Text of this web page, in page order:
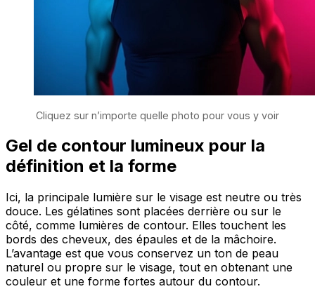
Cliquez sur n’importe quelle photo pour vous y voir
Gel de contour lumineux pour la
définition et la forme
Ici, la principale lumière sur le visage est neutre ou très
douce. Les gélatines sont placées derrière ou sur le
côté, comme lumières de contour. Elles touchent les
bords des cheveux, des épaules et de la mâchoire.
L’avantage est que vous conservez un ton de peau
naturel ou propre sur le visage, tout en obtenant une
couleur et une forme fortes autour du contour.